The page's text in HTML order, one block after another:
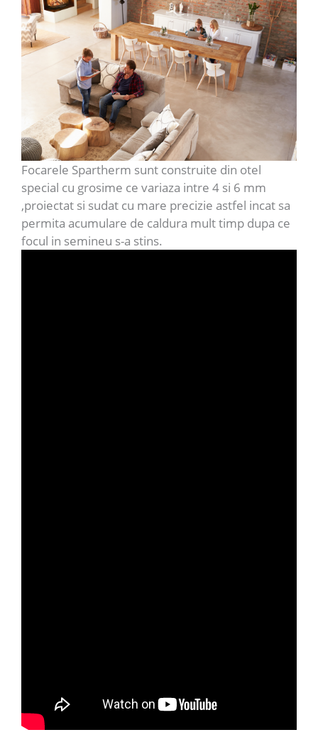
Focarele Spartherm sunt construite din otel
special cu grosime ce variaza intre 4 si 6 mm
,proiectat si sudat cu mare precizie astfel incat sa
permita acumulare de caldura mult timp dupa ce
focul in semineu s-a stins.